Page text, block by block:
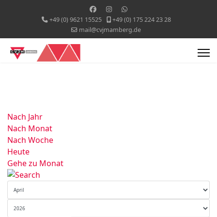
+49 (0) 9621 15525
+49 (0) 175 224 23 28
mail@cvjmamberg.de
Nach Jahr
Nach Monat
Nach Woche
Heute
Gehe zu Monat